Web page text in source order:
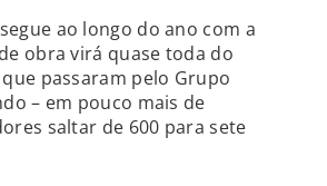
ao longo do ano com a
obra virá quase toda do
passaram pelo Grupo
– em pouco mais de
saltar de 600 para sete